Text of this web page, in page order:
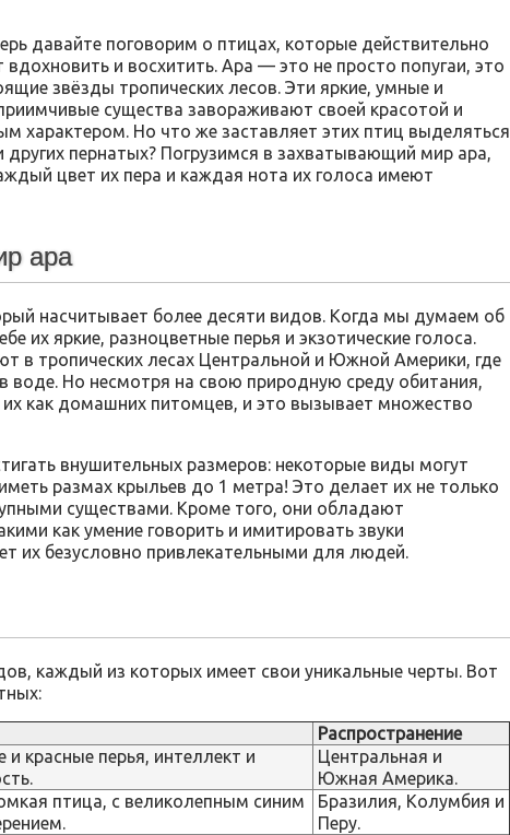
давайте поговорим о птицах, которые действительно
вдохновить и восхитить. Ара — это не просто попугаи, это
звёзды тропических лесов. Эти яркие, умные и
существа завораживают своей красотой и
характером. Но что же заставляет этих птиц выделяться
других пернатых? Погрузимся в захватывающий мир ара,
цвет их пера и каждая нота их голоса имеют
ара
насчитывает более десяти видов. Когда мы думаем об
их яркие, разноцветные перья и экзотические голоса.
в тропических лесах Центральной и Южной Америки, где
воде. Но несмотря на свою природную среду обитания,
как домашних питомцев, и это вызывает множество
внушительных размеров: некоторые виды могут
размах крыльев до 1 метра! Это делает их не только
существами. Кроме того, они обладают
как умение говорить и имитировать звуки
их безусловно привлекательными для людей.
каждый из которых имеет свои уникальные черты. Вот
Распространение
и красные перья, интеллект и
Центральная и
Южная Америка.
птица, с великолепным синим
Бразилия, Колумбия и
Перу.